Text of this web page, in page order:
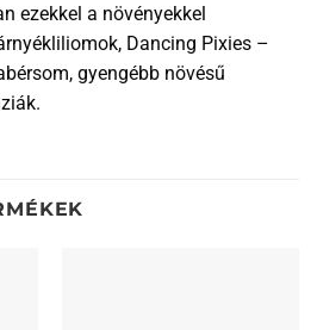
ezekkel a növényekkel
Dancing Pixies –
gyengébb növésű